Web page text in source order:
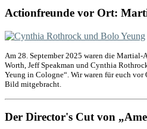
Actionfreunde vor Ort:
Am 28. September 2025 waren die
Worth, Jeff Speakman und Cynthia
Yeung in Cologne“. Wir waren für euch vor
Bild mitgebracht.
Der Director's Cut von